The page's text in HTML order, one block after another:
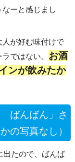
ーと感じまし
が好む味付けで
ではない。 お酒
ンが飲みたか
ばんばん」さ
の写真なし）
出たので、ばんば